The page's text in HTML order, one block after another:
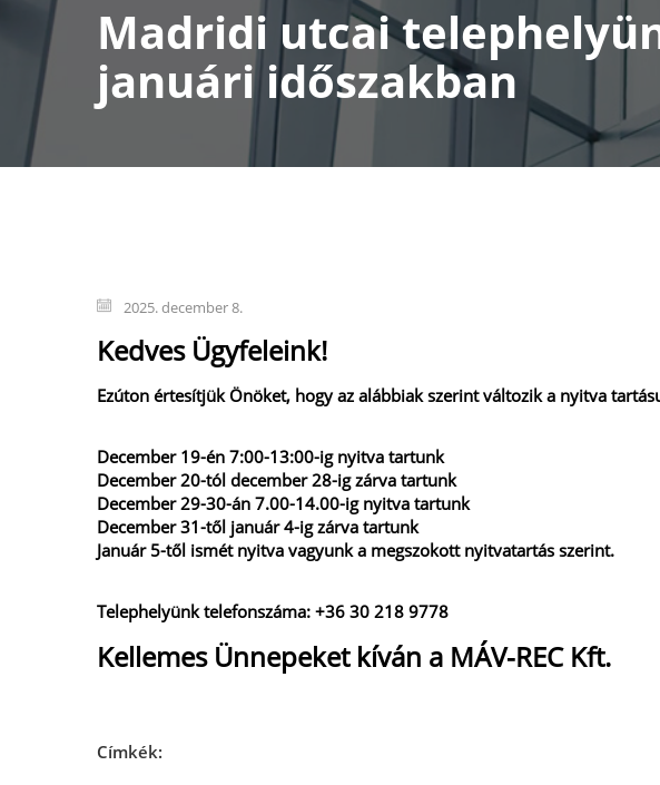
Madridi utcai
januári időszakban
2025. december 8.
Kedves Ügyfeleink!
Ezúton értesítjük Önöket, hogy az alábbiak szerint változik a nyitva
December 19-én 7:00-13:00-ig nyitva tartunk
December 20-tól december 28-ig zárva tartunk
December 29-30-án 7.00-14.00-ig nyitva tartunk
December 31-től január 4-ig zárva tartunk
Január 5-től ismét nyitva vagyunk a megszokott nyitvatartás szerint.
Telephelyünk telefonszáma: +36 30 218 9778
Kellemes Ünnepeket kíván a MÁV-REC Kft.
Címkék: